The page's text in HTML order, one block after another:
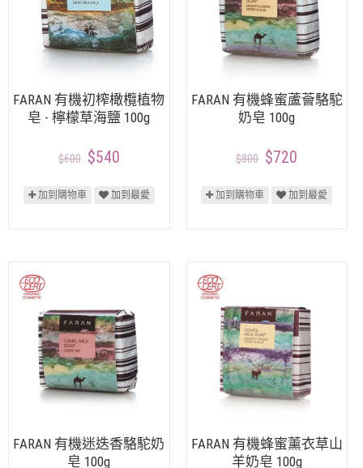
FARAN 有機初榨橄欖植物
皂 - 檸檬草海鹽 100g
$600 $540
加到購物車 加到最愛
FARAN 有機蜂蜜蘆薈駱駝
奶皂 100g
$800 $720
加到購物車 加到最愛
FARAN 有機迷迭香駱駝奶
皂 100g
FARAN 有機蜂蜜薰衣草山
羊奶皂 100g